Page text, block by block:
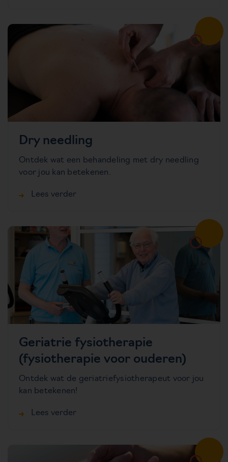
Dry needling
Ontdek wat een behandeling met dry needling
voor jou kan betekenen.
Lees verder
Geriatrie fysiotherapie
(fysiotherapie voor ouderen)
Ontdek wat de geriatriefysiotherapeut voor jou
kan betekenen!
Lees verder